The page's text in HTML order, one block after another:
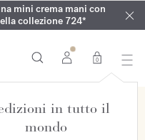
OUDvelvet moodnel
mini crema mani con
collezione 724*
AquaCologne forte
la tua fragranza estiva
0
in tutto il
mondo
ESCLUSIVA ONLINE